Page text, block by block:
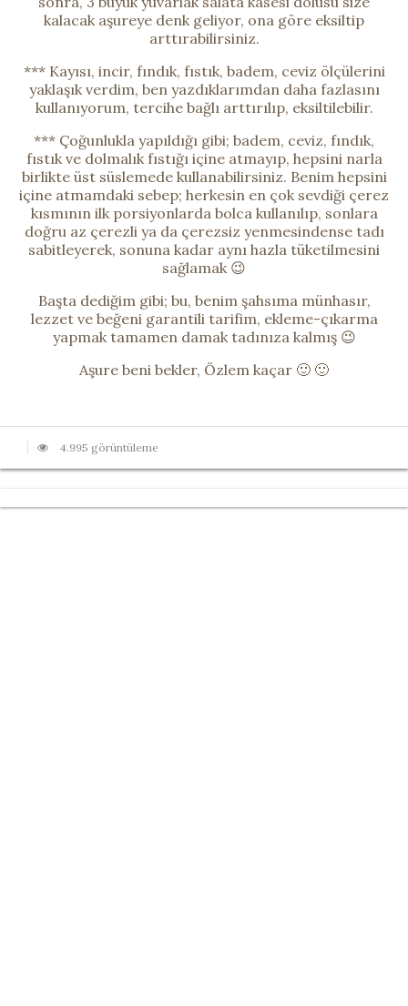
kalacak aşureye denk geliyor, ona göre eksiltip
arttırabilirsiniz.
*** Kayısı, incir, fındık, fıstık, badem, ceviz ölçülerini
yaklaşık verdim, ben yazdıklarımdan daha fazlasını
kullanıyorum, tercihe bağlı arttırılıp, eksiltilebilir.
*** Çoğunlukla yapıldığı gibi; badem, ceviz, fındık,
fıstık ve dolmalık fıstığı içine atmayıp, hepsini narla
birlikte üst süslemede kullanabilirsiniz. Benim hepsini
içine atmamdaki sebep; herkesin en çok sevdiği çerez
kısmının ilk porsiyonlarda bolca kullanılıp, sonlara
doğru az çerezli ya da çerezsiz yenmesindense tadı
sabitleyerek, sonuna kadar aynı hazla tüketilmesini
sağlamak 😉
Başta dediğim gibi; bu, benim şahsıma münhasır,
lezzet ve beğeni garantili tarifim, ekleme-çıkarma
yapmak tamamen damak tadınıza kalmış 😉
Aşure beni bekler, Özlem kaçar 🙂 🙂
4.995 görüntüleme